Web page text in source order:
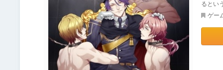
るとい
ゲー